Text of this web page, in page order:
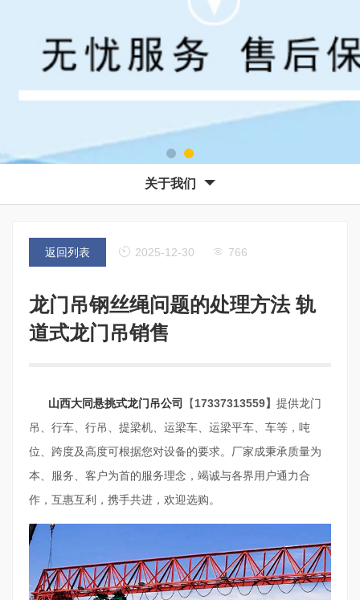
关于我们
返回列表 2025-12-30 766
龙门吊钢丝绳问题的处理方法 轨
道式龙门吊销售
山西大同悬挑式龙门吊公司 【17337313559】 提供龙门
吊、行车、行吊、提梁机、运梁车、运梁平车、车等，吨
位、跨度及高度可根据您对设备的要求。厂家成秉承质量为
本、服务、客户为首的服务理念，竭诚与各界用户通力合
作，互惠互利，携手共进，欢迎选购。